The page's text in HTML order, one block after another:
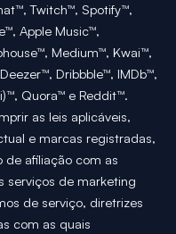
Twitch™, Spotify™,
Apple Music™,
Medium™, Kwai™,
Dribbble™, IMDb™,
Quora™ e Reddit™.
as leis aplicáveis,
e marcas registradas,
de afiliação com as
serviços de marketing
de serviço, diretrizes
com as quais